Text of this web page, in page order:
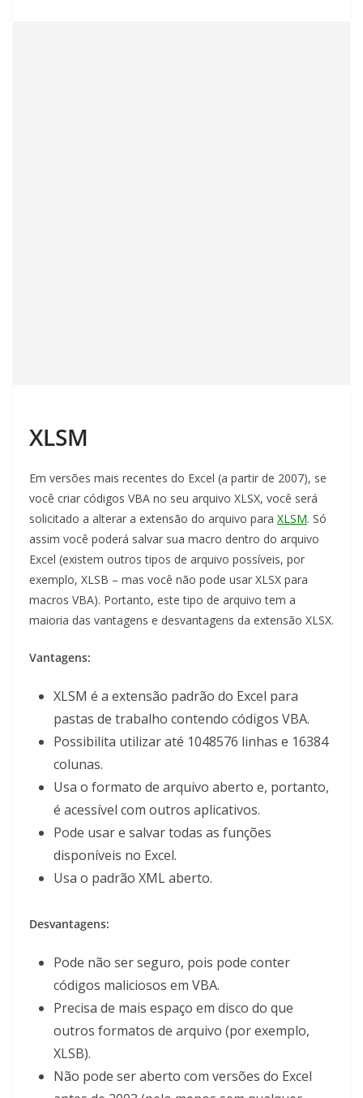
XLSM
Em versões mais recentes do Excel (a partir de 2007), se
você criar códigos VBA no seu arquivo XLSX, você será
solicitado a alterar a extensão do arquivo para XLSM. Só
assim você poderá salvar sua macro dentro do arquivo
Excel (existem outros tipos de arquivo possíveis, por
exemplo, XLSB – mas você não pode usar XLSX para
macros VBA). Portanto, este tipo de arquivo tem a
maioria das vantagens e desvantagens da extensão XLSX.
Vantagens:
XLSM é a extensão padrão do Excel para
pastas de trabalho contendo códigos VBA.
Possibilita utilizar até 1048576 linhas e 16384
colunas.
Usa o formato de arquivo aberto e, portanto,
é acessível com outros aplicativos.
Pode usar e salvar todas as funções
disponíveis no Excel.
Usa o padrão XML aberto.
Desvantagens:
Pode não ser seguro, pois pode conter
códigos maliciosos em VBA.
Precisa de mais espaço em disco do que
outros formatos de arquivo (por exemplo,
XLSB).
Não pode ser aberto com versões do Excel